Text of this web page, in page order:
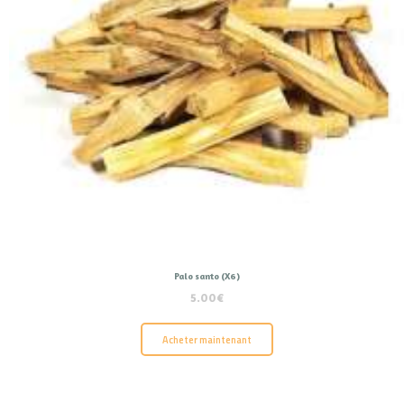
Palo santo (X6)
5.00€
Acheter maintenant